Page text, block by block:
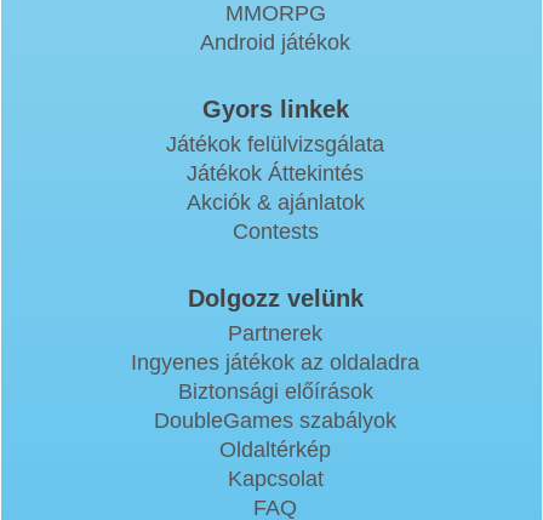
MMORPG
Android játékok
Gyors linkek
Játékok felülvizsgálata
Játékok Áttekintés
Akciók & ajánlatok
Contests
Dolgozz velünk
Partnerek
Ingyenes játékok az oldaladra
Biztonsági előírások
DoubleGames szabályok
Oldaltérkép
Kapcsolat
FAQ